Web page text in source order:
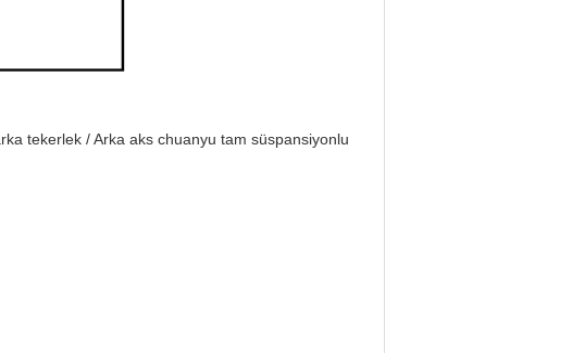
tekerlek / Arka aks chuanyu tam süspansiyonlu